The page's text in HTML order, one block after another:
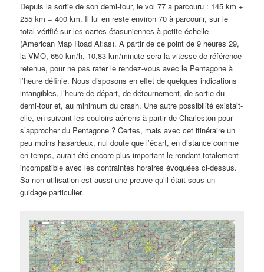
Depuis la sortie de son demi-tour, le vol 77 a parcouru : 145 km +
255 km = 400 km. Il lui en reste environ 70 à parcourir, sur le
total vérifié sur les cartes étasuniennes à petite échelle
(American Map Road Atlas). À partir de ce point de 9 heures 29,
la VMO, 650 km/h, 10,83 km/minute sera la vitesse de référence
retenue, pour ne pas rater le rendez-vous avec le Pentagone à
l’heure définie. Nous disposons en effet de quelques indications
intangibles, l’heure de départ, de détournement, de sortie du
demi-tour et, au minimum du crash. Une autre possibilité existait-
elle, en suivant les couloirs aériens à partir de Charleston pour
s’approcher du Pentagone ? Certes, mais avec cet itinéraire un
peu moins hasardeux, nul doute que l’écart, en distance comme
en temps, aurait été encore plus important le rendant totalement
incompatible avec les contraintes horaires évoquées ci-dessus.
Sa non utilisation est aussi une preuve qu’il était sous un
guidage particulier.